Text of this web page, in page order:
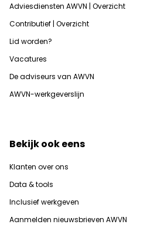
Adviesdiensten AWVN | Overzicht
Contributief | Overzicht
Lid worden?
Vacatures
De adviseurs van AWVN
AWVN-werkgeverslijn
Bekijk ook eens
Klanten over ons
Data & tools
Inclusief werkgeven
Aanmelden nieuwsbrieven AWVN